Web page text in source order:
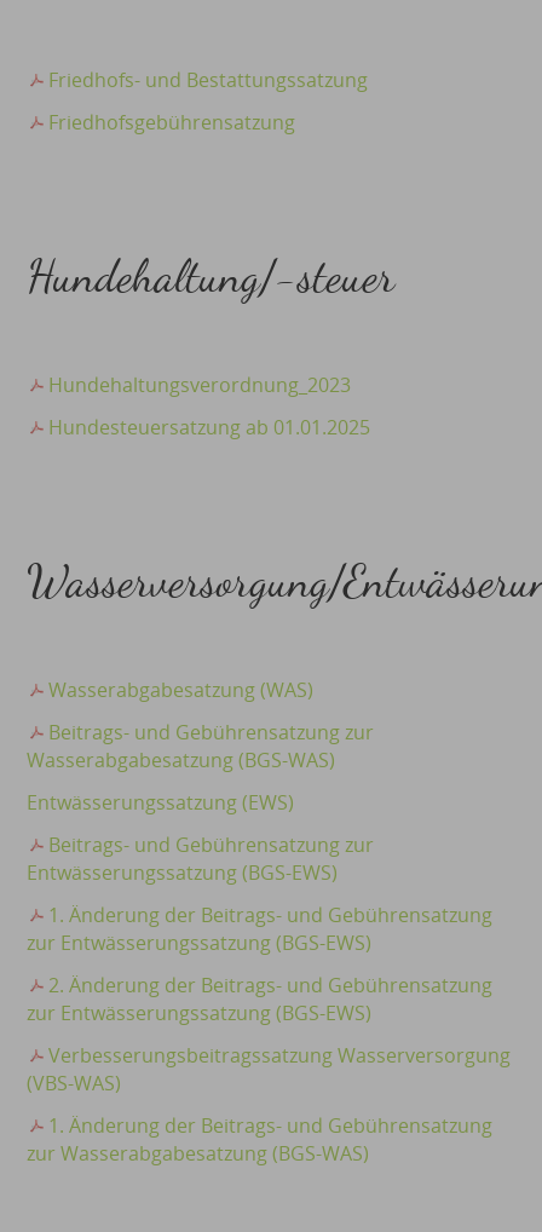
Friedhofs- und Bestattungssatzung
Friedhofsgebührensatzung
Hundehaltung/-steuer
Hundehaltungsverordnung_2023
Hundesteuersatzung ab 01.01.2025
Wasserversorgung/
Wasserabgabesatzung (WAS)
Beitrags- und Gebührensatzung zur
Wasserabgabesatzung (BGS-WAS)
Entwässerungssatzung (EWS)
Beitrags- und Gebührensatzung zur
Entwässerungssatzung (BGS-EWS)
1. Änderung der Beitrags- und Gebührensatzung
zur Entwässerungssatzung (BGS-EWS)
2. Änderung der Beitrags- und Gebührensatzung
zur Entwässerungssatzung (BGS-EWS)
Verbesserungsbeitragssatzung Wasserversorgung
(VBS-WAS)
1. Änderung der Beitrags- und Gebührensatzung
zur Wasserabgabesatzung (BGS-WAS)